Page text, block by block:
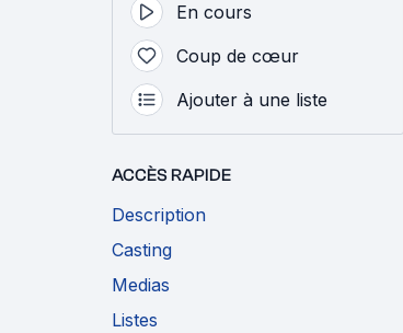
En cours
Coup de cœur
Ajouter à une liste
ACCÈS RAPIDE
Description
Casting
Medias
Listes